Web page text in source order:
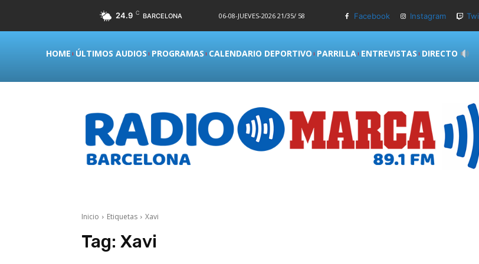
24.9 C BARCELONA 06-08-JUEVES-2026 21/35/ 58 Facebook Instagram
HOME ÚLTIMOS AUDIOS PROGRAMAS CALENDARIO DEPORTIVO PARRILLA ENTREVISTAS DIRECTO
Inicio Etiquetas Xavi
Tag: Xavi